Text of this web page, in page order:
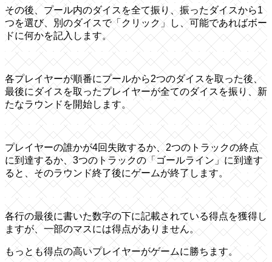
その後、プール内のダイスを全て振り、振ったダイスから1
つを選び、別のダイスで「クリック」し、可能であればボー
ドに何かを記入します。
各プレイヤーが順番にプールから2つのダイスを取った後、
最後にダイスを取ったプレイヤーが全てのダイスを振り、新
たなラウンドを開始します。
プレイヤーの誰かが4回失敗するか、2つのトラックの終点
に到達するか、3つのトラックの「ゴールライン」に到達す
ると、そのラウンド終了後にゲームが終了します。
各行の最後に書いた数字の下に記載されている得点を獲得し
ますが、一部のマスには得点がありません。
もっとも得点の高いプレイヤーがゲームに勝ちます。